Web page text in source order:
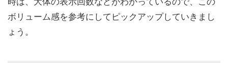
ボリューム感を参考にしてピックアップしていきまし
ょう。